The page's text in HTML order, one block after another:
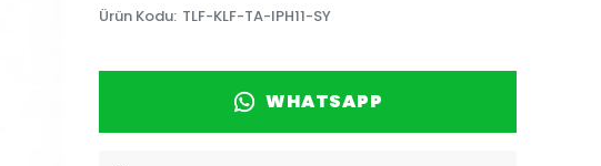
Ürün Kodu: TLF-KLF-TA-IPH11-SY
WHATSAPP